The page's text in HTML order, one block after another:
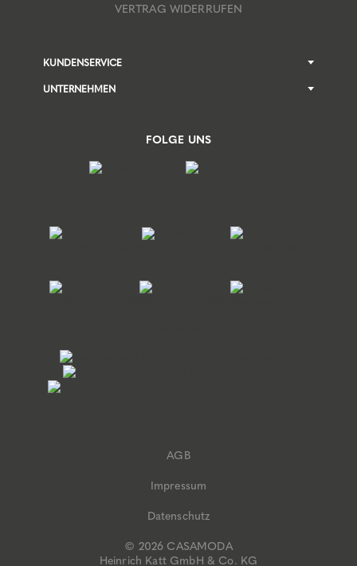
VERTRAG WIDERRUFEN
KUNDENSERVICE
UNTERNEHMEN
FOLGE UNS
© 2026 CASAMODA
Heinrich Katt GmbH & Co. KG
AGB
Impressum
Datenschutz